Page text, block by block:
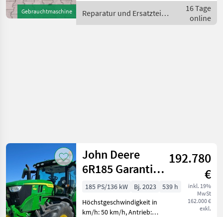
Gebrauchtmaschine
PowerQuad, Powershift,
Austausc
Reparatur und Ersatzteile
/ John Deere
16 Tage
online
John Deere
6R185 Garantie
03/2028
192.780
€
inkl. 19%
MwSt
162.000 €
exkl.
185 PS/136 kW Bj. 2023
539 h
Höchstgeschwindigkeit in
km/h: 50 km/h, Antrieb: